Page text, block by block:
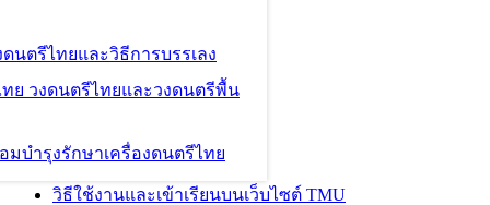
ดนตรีไทยและวิธีการบรรเลง
ทย วงดนตรีไทยและวงดนตรีพื้น
มบำรุงรักษาเครื่องดนตรีไทย
วิธีใช้งานและเข้าเรียนบนเว็บไซต์ TMU